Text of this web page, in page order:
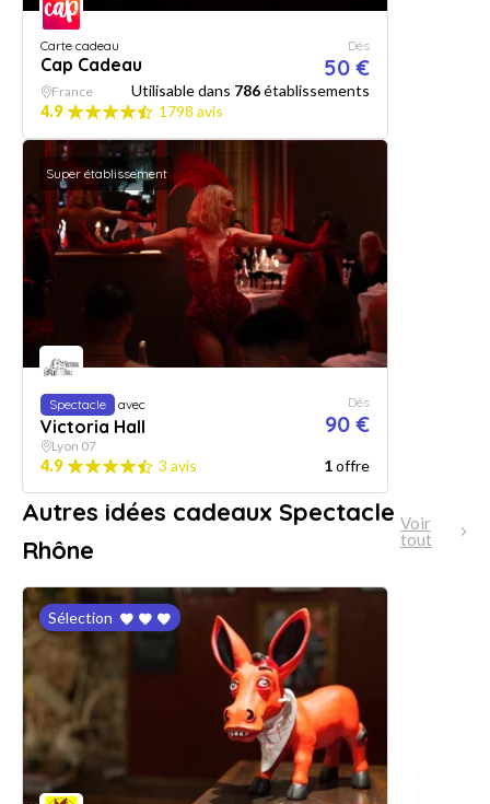
Carte cadeau
Cap Cadeau
Dès
50 €
France Utilisable dans 786établissements
4.9
1798 avis
Super établissement
Spectacle avec
Victoria Hall
Dès
90 €
Lyon 07
4.9 3 avis 1offre
Autres idées cadeaux Spectacle
Rhône
Voir
tout
Sélection